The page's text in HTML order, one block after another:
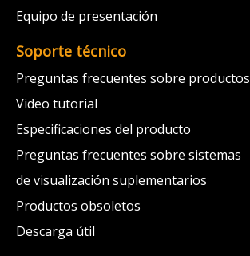
Equipo de presentación
Soporte técnico
Preguntas frecuentes sobre productos
Video tutorial
Especificaciones del producto
Preguntas frecuentes sobre sistemas
de visualización suplementarios
Productos obsoletos
Descarga útil